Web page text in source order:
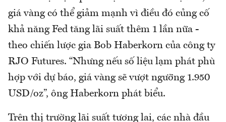
giá vàng có thể giảm mạnh vì điều đó củng cố
khả năng Fed tăng lãi suất thêm 1 lần nữa -
theo chiến lược gia Bob Haberkorn của công ty
RJO Futures. “Nhưng nếu số liệu lạm phát phù
hợp với dự báo, giá vàng sẽ vượt ngưỡng 1.950
USD/oz”, ông Haberkorn phát biểu.
Trên thị trường lãi suất tương lai, các nhà đầu